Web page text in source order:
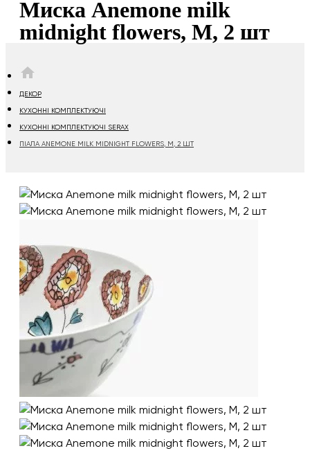
Миска Anemone milk
midnight flowers, М, 2 шт
ДЕКОР
КУХОННІ КОМПЛЕКТУЮЧІ
КУХОННІ КОМПЛЕКТУЮЧІ SERAX
ПІАЛА ANEMONE MILK MIDNIGHT FLOWERS, М, 2 ШТ